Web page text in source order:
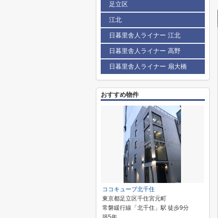
足立区
江北
日暮里舎人ライナー 江北
日暮里舎人ライナー 高野
日暮里舎人ライナー 扇大橋
おすすめ物件
ココキューブ北千住
東京都足立区千住宮元町
常磐緩行線「北千住」駅 徒歩9分